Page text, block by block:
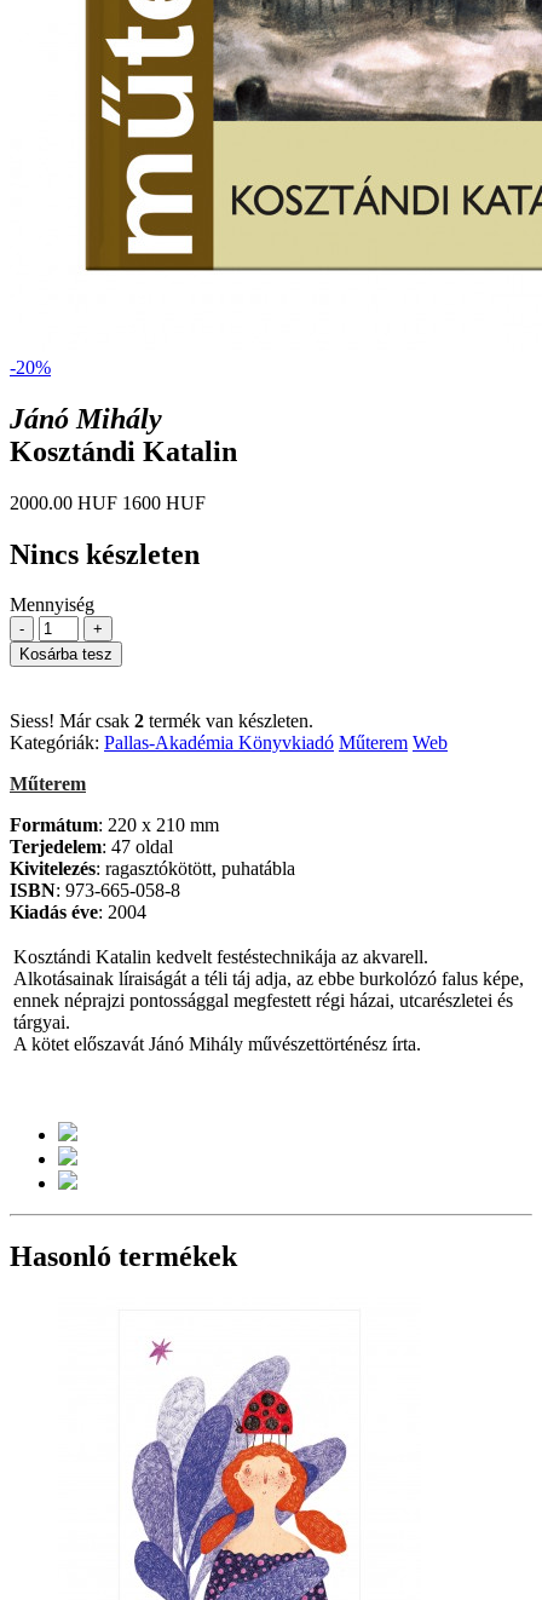
-20%
Jánó Mihály
Kosztándi Katalin
2000.00 HUF 1600 HUF
Nincs készleten
Mennyiség
-
+
Kosárba tesz
Siess! Már csak 2 termék van készleten.
Kategóriák: Pallas-Akadémia Könyvkiadó Műterem Web
Műterem
Formátum: 220 x 210 mm
Terjedelem: 47 oldal
Kivitelezés: ragasztókötött, puhatábla
ISBN: 973-665-058-8
Kiadás éve: 2004
Kosztándi Katalin kedvelt festéstechnikája az akvarell.
Alkotásainak líraiságát a téli táj adja, az ebbe burkolózó falus képe,
ennek néprajzi pontossággal megfestett régi házai, utcarészletei és
tárgyai.
A kötet előszavát Jánó Mihály művészettörténész írta.
Hasonló termékek